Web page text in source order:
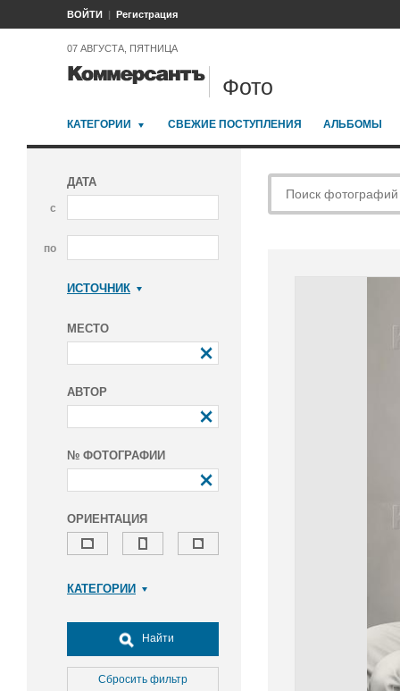
ВОЙТИ Регистрация
07 АВГУСТА, ПЯТНИЦА
Фото
КАТЕГОРИИ СВЕЖИЕ ПОСТУПЛЕНИЯ АЛЬБОМЫ
ДАТА
с
по
ИСТОЧНИК
МЕСТО
АВТОР
№ ФОТОГРАФИИ
ОРИЕНТАЦИЯ
КАТЕГОРИИ
Досуг, туризм и отдых
Культура
Медицина
Найти
Сбросить фильтр